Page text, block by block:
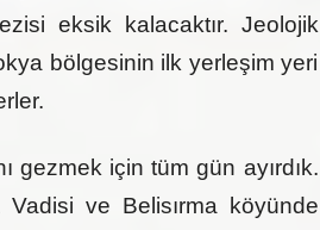
eksik kalacaktır. Jeolojik
bölgesinin ilk yerleşim yeri
gezmek için tüm gün ayırdık.
Vadisi ve Belisırma köyünde